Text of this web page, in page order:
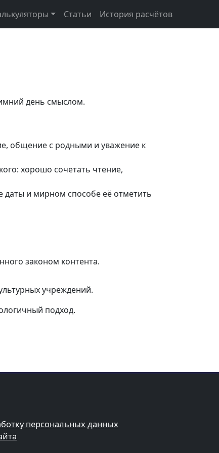
Статьи История расчётов
день смыслом.
общение с родными и уважение к
хорошо сочетать чтение,
и мирном способе её отметить
законом контента.
учреждений.
подход.
персональных данных